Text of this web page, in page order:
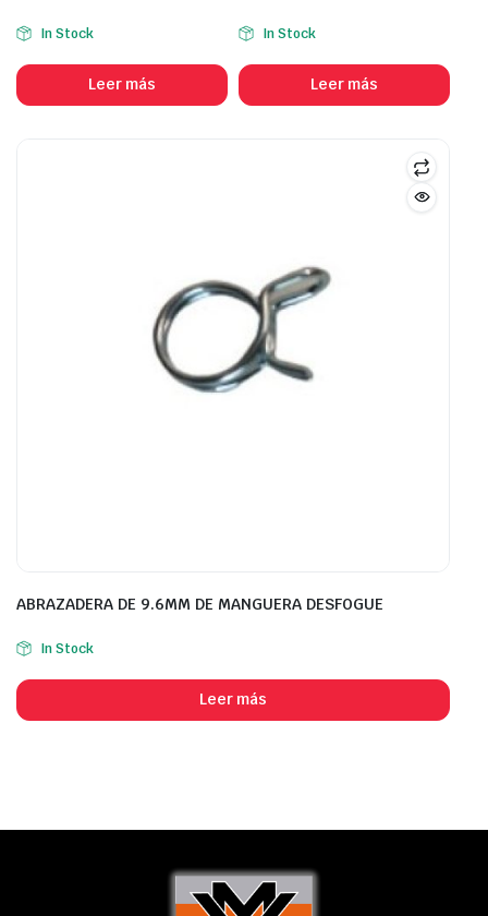
In Stock
Leer más
In Stock
Leer más
ABRAZADERA DE 9.6MM DE MANGUERA DESFOGUE
In Stock
Leer más